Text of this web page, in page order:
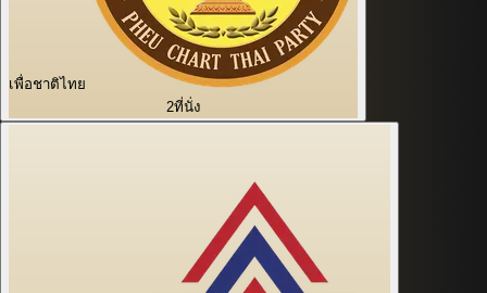
เพื่อชาติไทย
2ที่นั่ง